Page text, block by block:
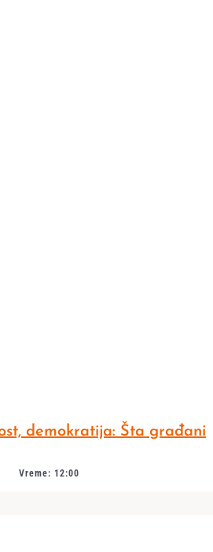
demokratija: Šta građani
Vreme: 12:00